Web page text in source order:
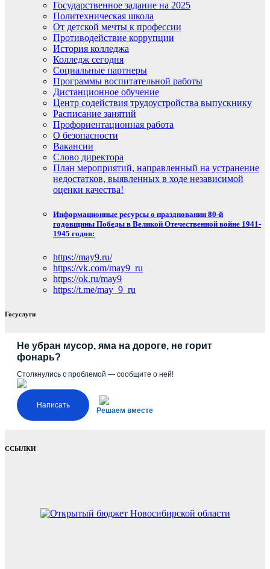
Государственное задание на 2025
Политехническая школа
От детской мечты к профессии
Противодействие коррупции
История колледжа
Колледж сегодня
Социальные партнеры
Программы воспитательной работы
Дистанционное обучение
Центр содействия трудоустройства выпускнику
Расписание занятий
Профориентационная работа
О безопасности
Вакансии
Слово директора
План мероприятий, направленный на устранение
недостатков, выявленных в ходе независимой
оценки качества!
Информационные ресурсы о праздновании 80-й
годовщины Победы в Великой Отечественной войне 1941-
1945 годов:
https://may9.ru/
https://vk.com/may9_ru
https://ok.ru/may9
https://t.me/may_9_ru
Госуслуги
Не убран мусор, яма на дороге, не горит
фонарь?
Столкнулись с проблемой — сообщите о ней!
Написать
Решаем вместе
ССЫЛКИ